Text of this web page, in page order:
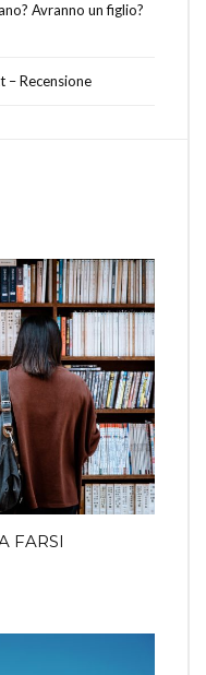
Avranno un figlio?
– Recensione
FARSI